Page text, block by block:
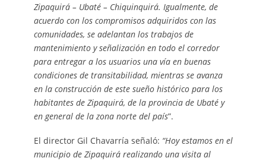
Zipaquirá – Ubaté – Chiquinquirá. Igualmente, de
acuerdo con los compromisos adquiridos con las
comunidades, se adelantan los trabajos de
mantenimiento y señalización en todo el corredor
para entregar a los usuarios una vía en buenas
condiciones de transitabilidad, mientras se avanza
en la construcción de este sueño histórico para los
habitantes de Zipaquirá, de la provincia de Ubaté y
en general de la zona norte del país”.
El director Gil Chavarría señaló: “Hoy estamos en el
municipio de Zipaquirá realizando una visita al